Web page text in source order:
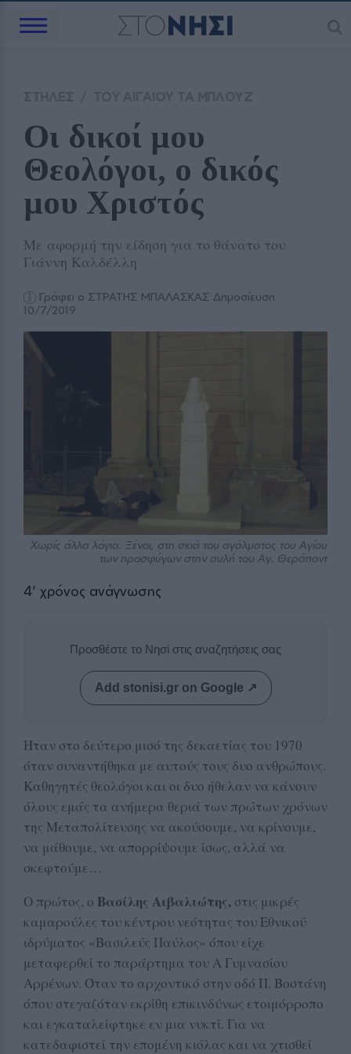
Οι δικοί μου
Θεολόγοι, ο δικός
μου Χριστός
Με αφορμή την είδηση για το θάνατο του
Γιάννη Καλδέλλη
Γράφει ο ΣΤΡΑΤΗΣ ΜΠΑΛΑΣΚΑΣ Δημοσίευση
10/7/2019
Χωρίς άλλα λόγια. Ξένοι, στη σκιά του αγάλματος του Αγίου
των προσφύγων στην αυλή του Αγ. Θεράποντ
4' χρόνος ανάγνωσης
Προσθέστε το Νησί στις αναζητήσεις σας
Add stonisi.gr on Google ↗
Ήταν στο δεύτερο μισό της δεκαετίας του 1970
όταν συναντήθηκα με αυτούς τους δυο ανθρώπους.
Καθηγητές θεολόγοι και οι δυο ήθελαν να κάνουν
όλους εμάς τα ανήμερα θεριά των πρώτων χρόνων
της Μεταπολίτευσης να ακούσουμε, να κρίνουμε,
να μάθουμε, να απορρίψουμε ίσως, αλλά να
σκεφτούμε…
Ο πρώτος, ο Βασίλης Αιβαλιώτης, στις μικρές
καμαρούλες του κέντρου νεότητας του Εθνικού
ιδρύματος «Βασιλεύς Παύλος» όπου είχε
μεταφερθεί το παράρτημα του Α Γυμνασίου
Αρρένων. Όταν το αρχοντικό στην οδό Π. Βοστάνη
όπου στεγαζόταν εκρίθη επικινδύνως ετοιμόρροπο
και εγκαταλείφτηκε εν μια νυκτί. Για να
κατεδαφιστεί την επομένη κιόλας και να χτισθεί